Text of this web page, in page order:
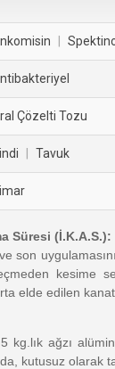
Çözelti Tozu
Tavuk
Süresi (İ.K.A.S.):
son
kesime
elde edilen
kg.lık ağzı
kutusuz olarak